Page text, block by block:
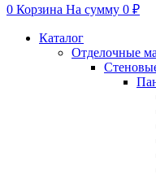
0 Корзина На сумму 0 ₽
Каталог
Отделочные